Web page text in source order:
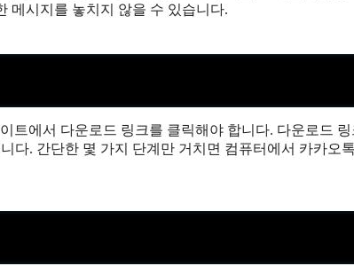
메시지를 놓치지 않을 수 있습니다.
트에서 다운로드 링크를 클릭해야 합니다. 다운로드 링
다. 간단한 몇 가지 단계만 거치면 컴퓨터에서 카카오